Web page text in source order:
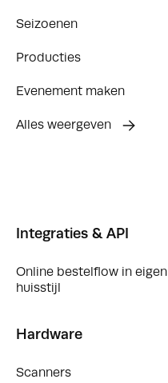
Seizoenen
Producties
Evenement maken
Alles weergeven
Integraties & API
Online bestelflow in eigen
huisstijl
Hardware
Scanners